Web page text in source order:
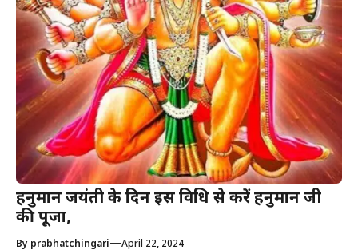
हनुमान जयंती के दिन इस विधि से करें हनुमान जी
की पूजा,
By prabhatchingari—April 22, 2024